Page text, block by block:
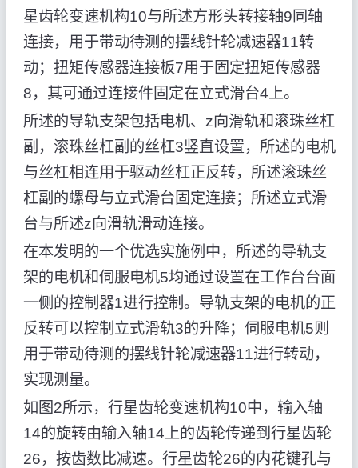
星齿轮变速机构10与所述方形头转接轴9同轴
连接，用于带动待测的摆线针轮减速器11转
动；扭矩传感器连接板7用于固定扭矩传感器
8，其可通过连接件固定在立式滑台4上。
所述的导轨支架包括电机、z向滑轨和滚珠丝杠
副，滚珠丝杠副的丝杠3竖直设置，所述的电机
与丝杠相连用于驱动丝杠正反转，所述滚珠丝
杠副的螺母与立式滑台固定连接；所述立式滑
台与所述z向滑轨滑动连接。
在本发明的一个优选实施例中，所述的导轨支
架的电机和伺服电机5均通过设置在工作台台面
一侧的控制器1进行控制。导轨支架的电机的正
反转可以控制立式滑轨3的升降；伺服电机5则
用于带动待测的摆线针轮减速器11进行转动，
实现测量。
如图2所示，行星齿轮变速机构10中，输入轴
14的旋转由输入轴14上的齿轮传递到行星齿轮
26，按齿数比减速。行星齿轮26的内花键孔与